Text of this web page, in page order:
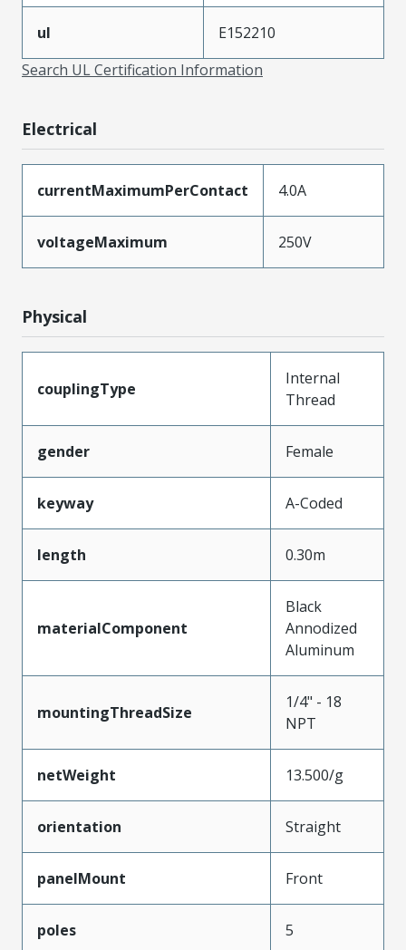
ul
E152210
Search UL Certification Information
Electrical
currentMaximumPerContact 4.0A
voltageMaximum 250V
Physical
couplingType
Internal
Thread
gender Female
keyway A-Coded
length 0.30m
materialComponent
Black
Annodized
Aluminum
mountingThreadSize
1/4" - 18
NPT
netWeight 13.500/g
orientation Straight
panelMount Front
poles 5